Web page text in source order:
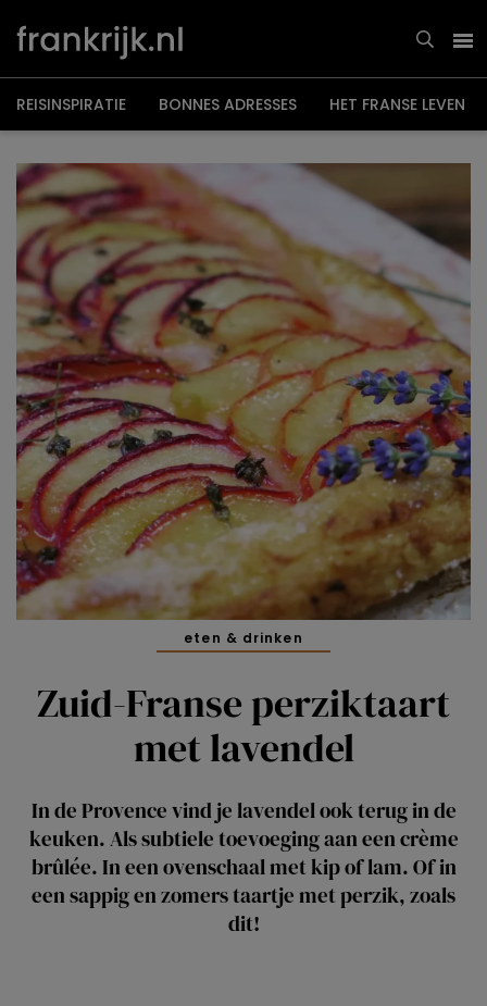
naar
inhoud
REISINSPIRATIE BONNES ADRESSES HET FRANSE LEVEN
eten & drinken
Zuid-Franse perziktaart
met lavendel
In de Provence vind je lavendel ook terug in de
keuken. Als subtiele toevoeging aan een crème
brûlée. In een ovenschaal met kip of lam. Of in
een sappig en zomers taartje met perzik, zoals
dit!